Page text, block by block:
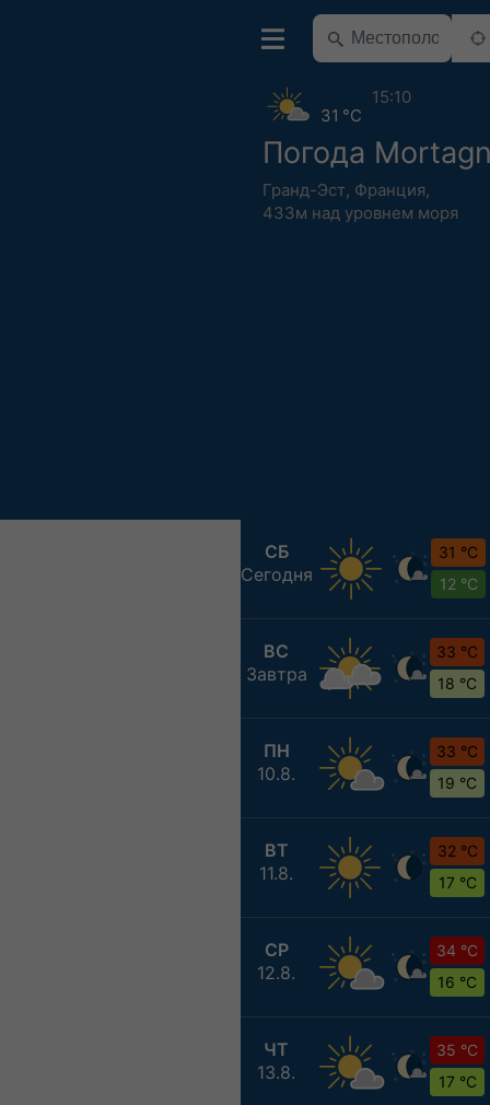
Погода
Гранд-Эст, Франция,
433м над уровнем моря
31 °C
15:10
СБ
Сегодня
31 °C
12 °C
ВС
Завтра
33 °C
18 °C
ПН
10.8.
33 °C
19 °C
ВТ
11.8.
32 °C
17 °C
СР
12.8.
34 °C
16 °C
ЧТ
13.8.
35 °C
17 °C